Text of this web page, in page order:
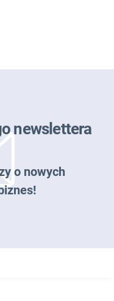
newslettera
o nowych